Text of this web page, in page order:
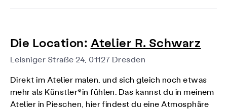
Die Location: Atelier R. Schwarz
Leisniger Straße 24, 01127 Dresden
Direkt im Atelier malen, und sich gleich noch etwas
mehr als Künstler*in fühlen. Das kannst du in meinem
Atelier in Pieschen, hier findest du eine Atmosphäre